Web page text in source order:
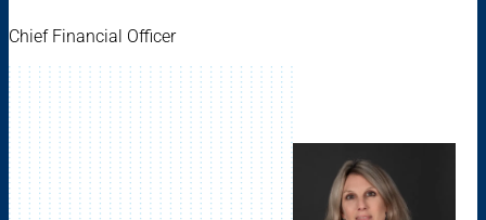
Chief Financial Officer